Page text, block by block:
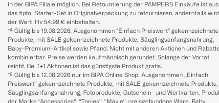
in der BIPA Filiale möglich. Bei Retournierung der PAMPERS Einkäufe ist
das tiptoi Starter-Set in Originalverpackung zu retournieren, andernfalls wird
der Wert iHv 54.99 € einbehalten.
*⁴ Gültig bis 19.08.2026. Ausgenommen "Einfach Preiswert" gekennzeichnete
Produkte, mit SALE gekennzeichnete Produkte, Säuglingsanfangsnahrung,
Baby-Premium-Artikel sowie Pfand. Nicht mit anderen Aktionen und
kombinierbar. Preise werden kaufmännisch gerundet. Solange der Vorrat
reicht. Bei 1+1 Aktionen ist das günstigste Produkt gratis.
*⁸ Gültig bis 12.08.2026 nur im BIPA Online Shop. Ausgenommen „Einfach
Preiswert“ gekennzeichnete Produkte, mit SALE gekennzeichnete Produkte,
Säuglingsanfangsnahrung, Fotoprodukte, Gutschein- und Wertkarten,
der Marke “Accessories“, “Tonies“, “Mavie“, preisgebundene Ware, Baby